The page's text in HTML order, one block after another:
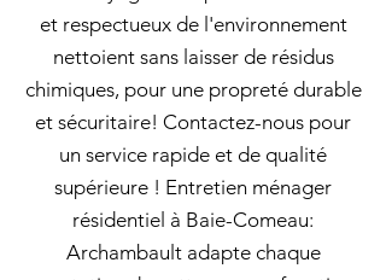
et respectueux de l'environnement
nettoient sans laisser de résidus
chimiques, pour une propreté durable
et sécuritaire! Contactez-nous pour
un service rapide et de qualité
supérieure ! Entretien ménager
résidentiel à Baie-Comeau:
Archambault adapte chaque